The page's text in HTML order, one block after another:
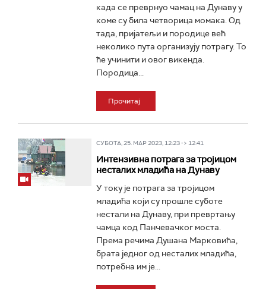
када се преврнуо чамац на Дунаву у
коме су била четворица момака. Од
тада, пријатељи и породице већ
неколико пута организују потрагу. То
ће учинити и овог викенда.
Породица...
Прочитај
СУБОТА, 25. МАР 2023, 12:23 -> 12:41
Интензивна потрага за тројицом
несталих младића на Дунаву
У току је потрага за тројицом
младића који су прошле суботе
нестали на Дунаву, при превртању
чамца код Панчевачког моста.
Према речима Душана Марковића,
брата једног од несталих младића,
потребна им је...